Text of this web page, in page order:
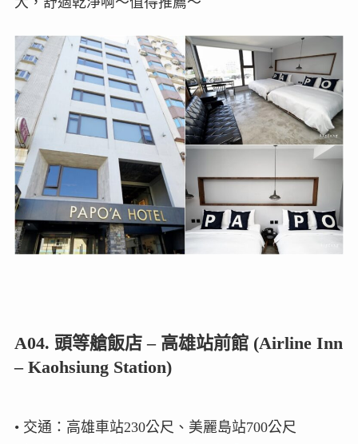
A04. 頭等艙飯店 – 高雄站前館 (Airline Inn
– Kaohsiung Station)
• 交通：高雄車站230公尺、美麗島站700公尺